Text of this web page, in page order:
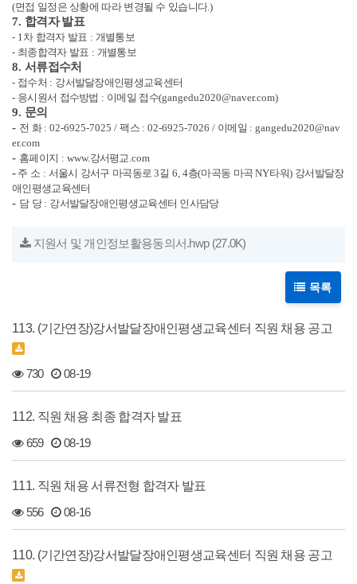
(면접 일정은 상황에 따라 변경될 수 있습니다.)
7. 합격자 발표
- 1차 합격자 발표 : 개별통보
- 최종합격자 발표 : 개별통보
8. 서류접수처
- 접수처 : 강서발달장애인평생교육센터
- 응시원서 접수방법 : 이메일 접수(gangedu2020@naver.com)
9. 문의
- 전 화 : 02-6925-7025 /팩스 : 02-6925-7026 / 이메일 : gangedu2020@nav
er.com
- 홈페이지 : www.강서평교.com
- 주 소 : 서울시 강서구 마곡동로3길6, 4층(마곡동 마곡NY타워) 강서발달장
애인평생교육센터
- 담 당 : 강서발달장애인평생교육센터 인사담당
지원서 및 개인정보활용동의서.hwp(27.0K)
목록
113. (기간연장)강서발달장애인평생교육센터 직원 채용 공고
730 08-19
112. 직원 채용 최종 합격자 발표
659 08-19
111. 직원 채용 서류전형 합격자 발표
556 08-16
110. (기간연장)강서발달장애인평생교육센터 직원 채용 공고